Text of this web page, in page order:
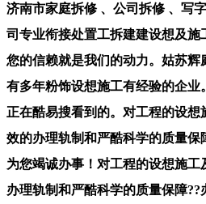
济南市家庭拆修 、公司拆修 、写
司专业衔接处置工拆建建设想及施
您的信赖就是我们的动力。姑苏
有多年粉饰设想施工有经验的企业
正在酷易搜看到的。对工程的设
效的办理轨制和严酷科学的质量保
为您竭诚办事！对工程的设想施
办理轨制和严酷科学的质量保障